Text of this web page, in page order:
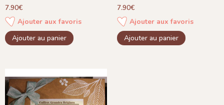
7.90€
Ajouter aux favoris
Ajouter au panier
7.90€
Ajouter aux favoris
Ajouter au panier